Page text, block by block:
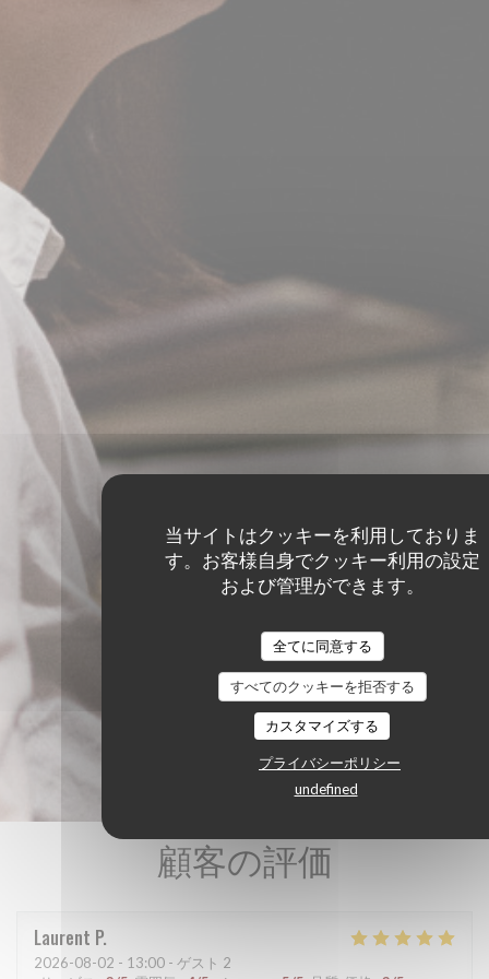
当サイトはクッキーを利用しておりま
す。お客様自身でクッキー利用の設定
および管理ができます。
全てに同意する
すべてのクッキーを拒否する
カスタマイズする
プライバシーポリシー
undefined
顧客の評価
Laurent P
2026-08-02 - 13:00 - ゲスト 2